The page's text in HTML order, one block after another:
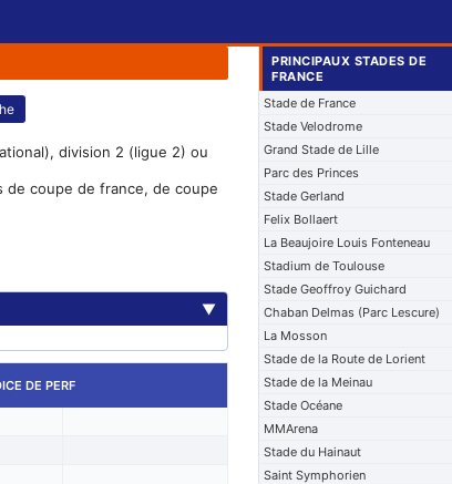
division 2 (ligue 2) ou
de coupe de france, de coupe
▼
DE PERF
PRINCIPAUX STADES DE
FRANCE
Stade de France
Stade Velodrome
Grand Stade de Lille
Parc des Princes
Stade Gerland
Felix Bollaert
La Beaujoire Louis Fonteneau
Stadium de Toulouse
Stade Geoffroy Guichard
Chaban Delmas (Parc Lescure)
La Mosson
Stade de la Route de Lorient
Stade de la Meinau
Stade Océane
MMArena
Stade du Hainaut
Saint Symphorien